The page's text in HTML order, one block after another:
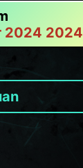
2024 2024